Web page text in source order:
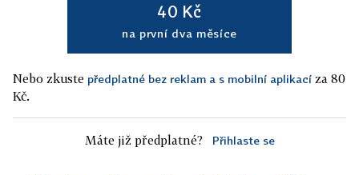
40 Kč
na první dva měsíce
Nebo zkuste předplatné bez reklam a s mobilní aplikací za 80
Kč.
Máte již předplatné? Přihlaste se